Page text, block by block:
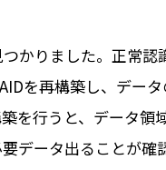
かりました。正常
を再構築し、デー
を行うと、データ領
データ出ることが確